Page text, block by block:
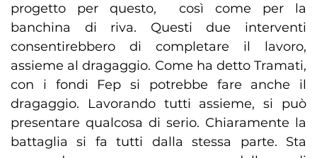
progetto per questo, così come per la
banchina di riva. Questi due interventi
consentirebbero di completare il lavoro,
assieme al dragaggio. Come ha detto Tramati,
con i fondi Fep si potrebbe fare anche il
dragaggio. Lavorando tutti assieme, si può
presentare qualcosa di serio. Chiaramente la
battaglia si fa tutti dalla stessa parte. Sta